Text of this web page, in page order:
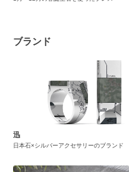
ブランド
迅
日本石×シルバーアクセサリーのブランド